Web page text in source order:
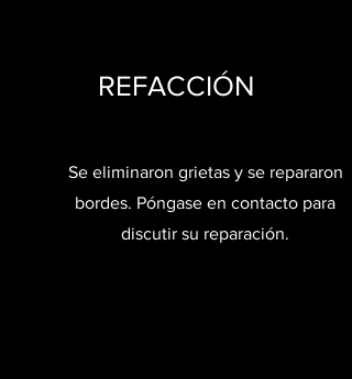
REFACCIÓN
Se eliminaron grietas y se repararon
bordes. Póngase en contacto para
discutir su reparación.